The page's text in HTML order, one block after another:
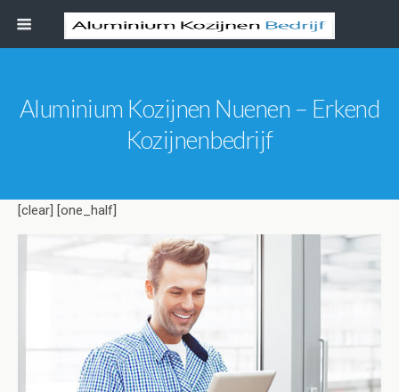
Aluminium Kozijnen Nuenen – Erkend
Kozijnenbedrijf
[clear] [one_half]